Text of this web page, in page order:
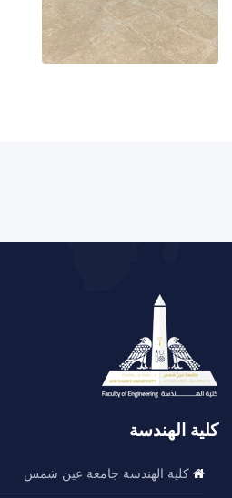
كلية الهندسة
كلية الهندسة جامعة عين شمس